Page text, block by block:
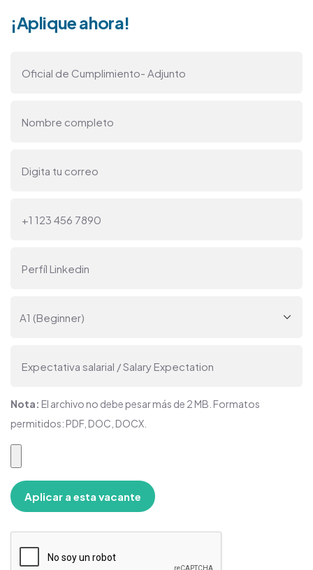
¡Aplique ahora!
Nota: El archivo no debe pesar más de 2 MB. Formatos
permitidos: PDF, DOC, DOCX.